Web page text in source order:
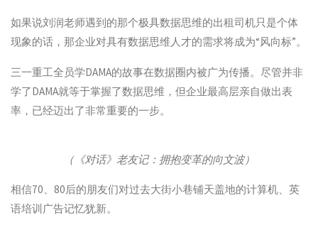
如果说刘润老师遇到的那个极具数据思维的出租司机只是个体
现象的话，那企业对具有数据思维人才的需求将成为“风向标”。
三一重工全员学DAMA的故事在数据圈内被广为传播。尽管并非
学了DAMA就等于掌握了数据思维，但企业最高层亲自做出表
率，已经迈出了非常重要的一步。
（《对话》老友记：拥抱变革的向文波）
相信70、80后的朋友们对过去大街小巷铺天盖地的计算机、英
语培训广告记忆犹新。